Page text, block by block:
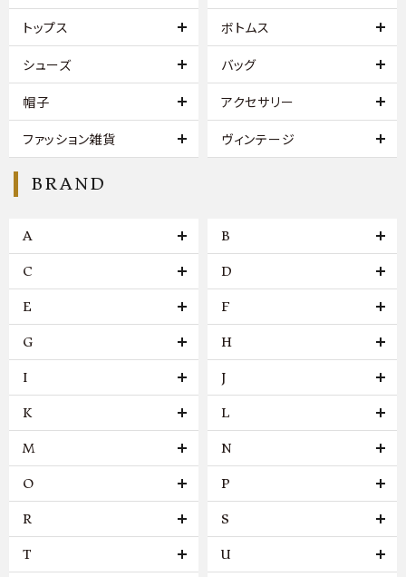
トップス ボトムス
シューズ バッグ
帽子 アクセサリー
ファッション雑貨 ヴィンテージ
BRAND
A B
C D
E F
G H
I J
K L
M N
O P
R S
T U